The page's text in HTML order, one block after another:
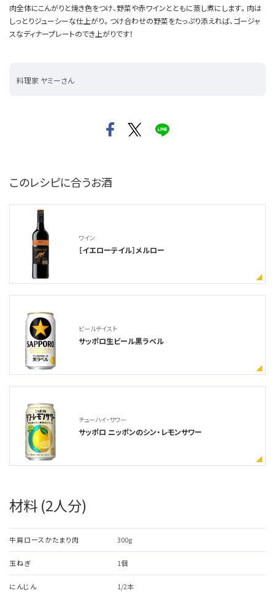
肉全体にこんがりと焼き色をつけ、野菜や赤ワインとともに蒸し煮にします。肉は
しっとりジューシーな仕上がり。つけ合わせの野菜をたっぷり添えれば、ゴージャ
スなディナープレートのでき上がりです！
料理家 ヤミーさん
このレシピに合うお酒
ワイン
［イエローテイル］メルロー
ビールテイスト
サッポロ生ビール黒ラベル
チューハイ・サワー
サッポロ ニッポンのシン・レモンサワー
材料 (2人分)
牛肩ロースかたまり肉 300g
玉ねぎ 1個
にんじん 1/2本